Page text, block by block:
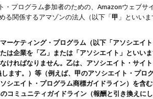
・プログラム参加者のための、Amazonウェブサ
る関係するアマゾンの法人（以下「甲 」といい
ーケティング・プログラム（以下「アソシエイ
たは企業を「乙」または「アソシエイト」とい
ければなりません。乙は、アソシエイト・サイ
します。）等（例えば、甲のアソシエイト・プ
シエイト・プログラム商標ガイドライン）を
コミュニティガイドライン（報酬と引き換えに